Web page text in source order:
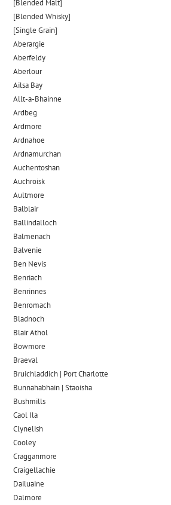
[Blended Malt]
[Blended Whisky]
[Single Grain]
Aberargie
Aberfeldy
Aberlour
Ailsa Bay
Allt-a-Bhainne
Ardbeg
Ardmore
Ardnahoe
Ardnamurchan
Auchentoshan
Auchroisk
Aultmore
Balblair
Ballindalloch
Balmenach
Balvenie
Ben Nevis
Benriach
Benrinnes
Benromach
Bladnoch
Blair Athol
Bowmore
Braeval
Bruichladdich | Port Charlotte
Bunnahabhain | Staoisha
Bushmills
Caol Ila
Clynelish
Cooley
Cragganmore
Craigellachie
Dailuaine
Dalmore​